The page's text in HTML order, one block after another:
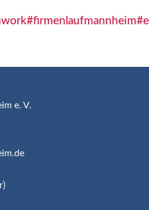
#firmenlaufmannheim
e. V.